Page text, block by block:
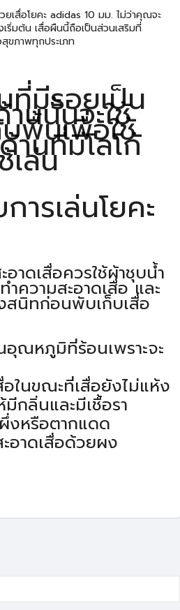
เสื่อโยคะ adidas 10 มม. ไม่ว่าคุณจะ
เริ่มต้น เสื่อผืนนี้ถือเป็นส่วนเสริมที่
ขภาพทุกประเภท
ที่มีรอยเป็น
นนั้นจะใช้
พื้นเพื่อใช้
านที่มีโลโก้
เล่น
ารเล่นโยคะ
อาดเสื่อควรใช้ผ้าชุบน้ำ
ความสะอาดเสื่อ และ
สนิทก่อนพับเก็บเสื่อ
อุณหภูมิที่ร้อนเพราะจะ
ในขณะที่เสื่อยังไม่แห้ง
มีกลิ่นและมีเชื้อรา
งหรือตากแดด
อาดเสื่อด้วยผง